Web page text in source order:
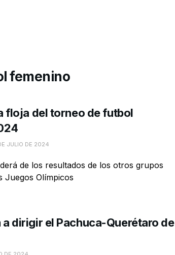
femenino
floja del torneo de futbol
JULIO DE 2024
de los resultados de los otros grupos
Juegos Olímpicos
dirigir el Pachuca-Querétaro de